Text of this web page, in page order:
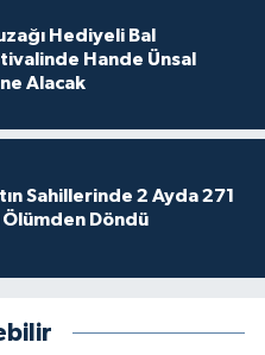
Hediyeli Bal
Hande Ünsal
Alacak
Sahillerinde 2 Ayda 271
Ölümden Döndü